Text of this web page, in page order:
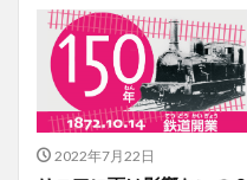
2022年7月22日